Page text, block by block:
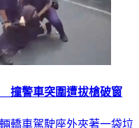
撞警車突圍遭拔槍破窗
轎車駕駛座外夾著一袋垃